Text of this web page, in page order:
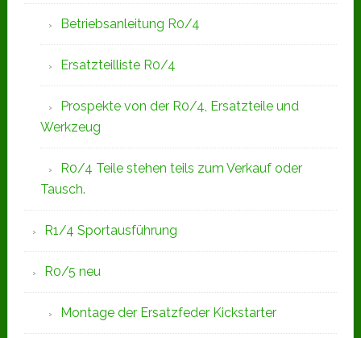
Betriebsanleitung R0/4
Ersatzteilliste R0/4
Prospekte von der R0/4, Ersatzteile und
Werkzeug
R0/4 Teile stehen teils zum Verkauf oder
Tausch.
R1/4 Sportausführung
R0/5 neu
Montage der Ersatzfeder Kickstarter